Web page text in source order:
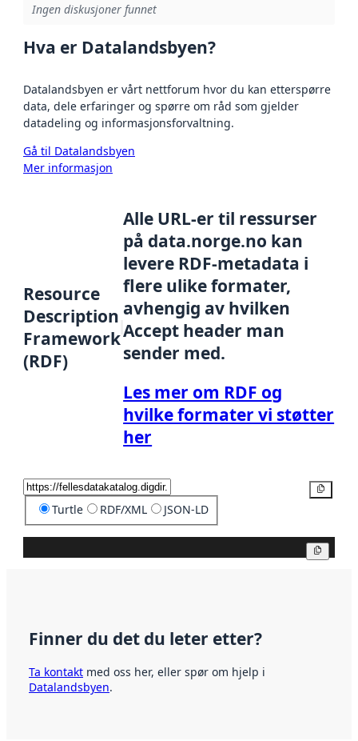
Ingen diskusjoner funnet
Hva er Datalandsbyen?
Datalandsbyen er vårt nettforum hvor du kan etterspørre
data, dele erfaringer og spørre om råd som gjelder
datadeling og informasjonsforvaltning.
Gå til Datalandsbyen
Mer informasjon
Resource
Description
Framework
(RDF)
Alle URL-er til ressurser
på data.norge.no kan
levere RDF-metadata i
flere ulike formater,
avhengig av hvilken
Accept header man
sender med.
Les mer om RDF og
hvilke formater vi støtter
her
Turtle RDF/XML JSON-LD
Finner du det du leter etter?
Ta kontakt med oss her, eller spør om hjelp i
Datalandsbyen.